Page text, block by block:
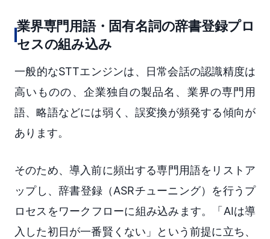
業界専門用語・固有名詞の辞書登録プロ
セスの組み込み
一般的なSTTエンジンは、日常会話の認識精度は
高いものの、企業独自の製品名、業界の専門用
語、略語などには弱く、誤変換が頻発する傾向が
あります。
そのため、導入前に頻出する専門用語をリストア
ップし、辞書登録（ASRチューニング）を行うプ
ロセスをワークフローに組み込みます。「AIは導
入した初日が一番賢くない」という前提に立ち、